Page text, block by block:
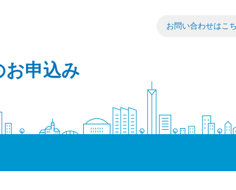
お問い合わせはこ
お申込み